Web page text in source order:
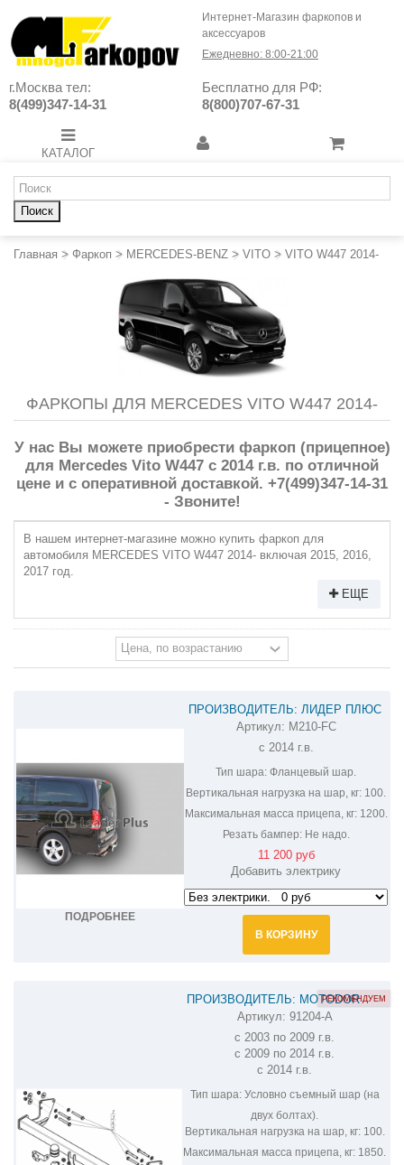
Интернет-Магазин фаркопов и
аксессуаров
Ежедневно: 8:00-21:00
г.Москва тел:
8(499)347-14-31
Бесплатно для РФ:
8(800)707-67-31
КАТАЛОГ
Поиск
Главная > Фаркоп > MERCEDES-BENZ > VITO > VITO W447 2014-
ФАРКОПЫ ДЛЯ MERCEDES VITO W447 2014-
У нас Вы можете приобрести фаркоп (прицепное)
для Mercedes Vito W447 с 2014 г.в. по отличной
цене и с оперативной доставкой. +7(499)347-14-31
- Звоните!
В нашем интернет-магазине можно купить фаркоп для
автомобиля MERCEDES VITO W447 2014- включая 2015, 2016,
2017 год.
ЕЩЕ
ПОДРОБНЕЕ
ПРОИЗВОДИТЕЛЬ: ЛИДЕР ПЛЮС
ФАРКОП НА MERCEDES-BENZ VITO
M210-FC
Артикул: M210-FC
с 2014 г.в.
Тип шара: Фланцевый шар.
Вертикальная нагрузка на шар, кг: 100.
Максимальная масса прицепа, кг:1200.
Резать бампер:Не надо.
11 200 руб
Добавить электрику
В КОРЗИНУ
ПРОИЗВОДИТЕЛЬ: MOTODOR
ФАРКОП НА MERCEDES-BENZ VITO
91204-A
Артикул: 91204-A
с 2003 по 2009 г.в.
с 2009 по 2014 г.в.
с 2014 г.в.
Тип шара:Условно съемный шар (на
двух болтах).
Вертикальная нагрузка на шар, кг:100.
Максимальная масса прицепа, кг: 1850.
РЕКОМЕНДУЕМ